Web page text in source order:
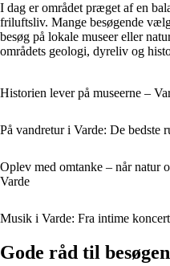
I dag er området præget af en
friluftsliv. Mange besøgende
besøg på lokale museer eller
områdets geologi, dyreliv og
Historien lever på museerne –
På vandretur i Varde: De bedste
Oplev med omtanke – når natur
Varde
Musik i Varde: Fra intime
Gode råd til